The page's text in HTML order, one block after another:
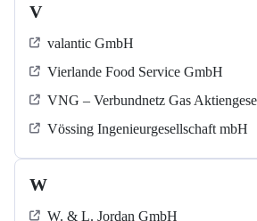
V
valantic GmbH
Vierlande Food Service GmbH
VNG – Verbundnetz Gas
Vössing Ingenieurgesellschaft mbH
W
W. & L. Jordan GmbH